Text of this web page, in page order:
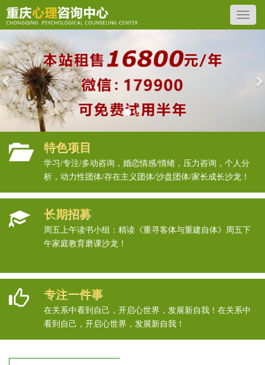
Previous
特色项目
学习/专注/多动咨询，婚恋情感/情绪，压力咨询，个人分
析，动力性团体/存在主义团体/沙盘团体/家长成长沙龙！
长期招募
周五上午读书小组：精读《重寻客体与重建自体》周五下
午家庭教育磨课沙龙！
专注一件事
在关系中看到自己，开启心世界，发展新自我！在关系中
看到自己，开启心世界，发展新自我！